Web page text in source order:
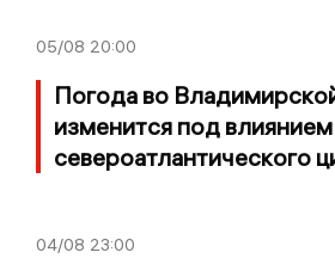
05/08 20:00
Погода во
изменится под влиянием
североатлантического
04/08 23:00